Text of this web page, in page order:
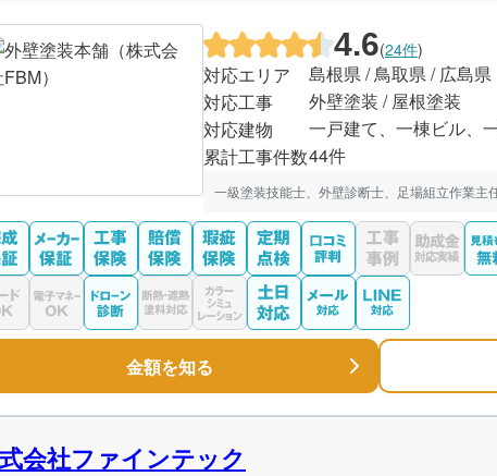
4.6(24件)
対応エリア
島根県 / 鳥取県 / 広島県
対応工事
外壁塗装 / 屋根塗装
対応建物
一戸建て、一棟ビル、
累計工事件数44件
一級塗装技能士、外壁診断士、足場組立作業
金額を知る
会社ファインテック